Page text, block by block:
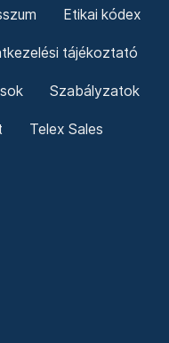
Etikai kódex
tájékoztató
Szabályzatok
Telex Sales